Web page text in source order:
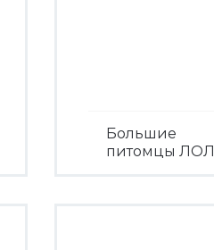
Большие
питомцы ЛОЛ